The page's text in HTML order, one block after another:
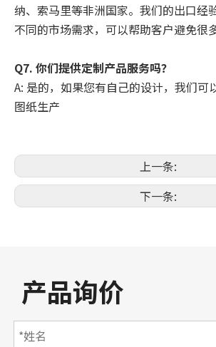
纳、索马里等非洲国家。我们的出口经
不同的市场需求，可以帮助客户避免很
Q7. 你们提供定制产品服务吗？
A: 是的，如果您有自己的设计，我们可
图纸生产
上一条:
下一条:
产品询价